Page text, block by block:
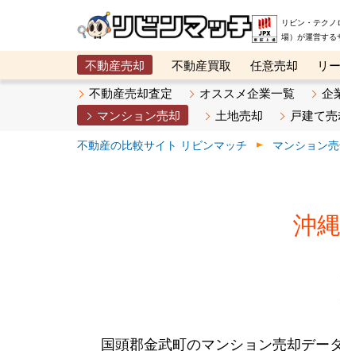
リビン・テク
場）が運営す
不動産売却 不動産買取 任意売却 リ
メタ住宅展示場
ベスト不動産カンパニー
不動産売却査定 オススメ企業一覧 企
マンション売却
土地売却 戸建て
不動産の比較サイト リビンマッチ マンション
沖
国頭郡金武町のマンション売却デー